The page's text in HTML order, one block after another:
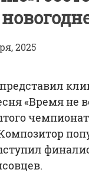
2025
«Время не